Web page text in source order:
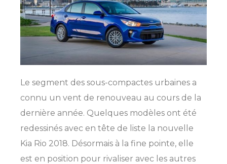
Le segment des sous-compactes urbaines a
connu un vent de renouveau au cours de la
dernière année. Quelques modèles ont été
redessinés avec en tête de liste la nouvelle
Kia Rio 2018. Désormais à la fine pointe, elle
est en position pour rivaliser avec les autres